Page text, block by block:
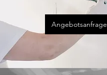
Angebotsanfrage